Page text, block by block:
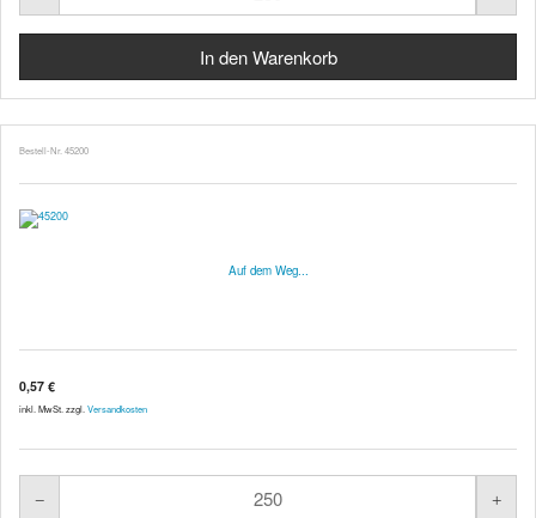
Bestell-Nr. 45200
Auf dem Weg...
0,57 €
inkl. MwSt. zzgl. Versandkosten